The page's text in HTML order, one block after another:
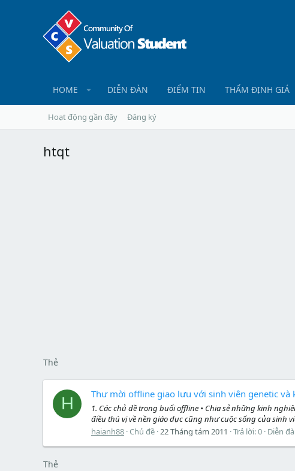
HOME DIỄN ĐÀN ĐIỂM TIN THẨM ĐỊNH GIÁ
Hoạt động gần đây Đăng ký
htqt
Thẻ
H
Thư mời offline giao lưu với sinh viên genetic
1. Các chủ đề trong buổi offline • Chia sẻ những kinh
điều thú vị về nền giáo dục cũng như cuộc sống của sinh
haianh88 Chủ đề 22 Tháng tám 2011 Trả lời: 0 Diễn
Thẻ